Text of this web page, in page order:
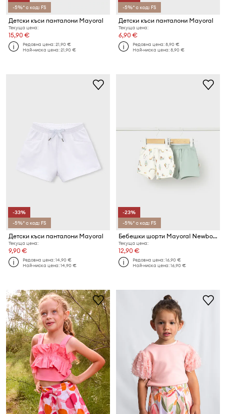
-5%* с код: FS
Детски къси панталони Mayoral
Текуща цена:
15,90 €
Редовна цена:21,90 €
Най-ниска цена:21,90 €
-5%* с код: FS
Детски къси панталони Mayoral
Текуща цена:
6,90 €
Редовна цена:8,90 €
Най-ниска цена:8,90 €
-33%
-5%* с код: FS
Детски къси панталони Mayoral
Текуща цена:
9,90 €
Редовна цена:14,90 €
Най-ниска цена:14,90 €
-23%
-5%* с код: FS
Бебешки шорти Mayoral Newborn (2 броя)
Текуща цена:
12,90 €
Редовна цена:16,90 €
Най-ниска цена:16,90 €